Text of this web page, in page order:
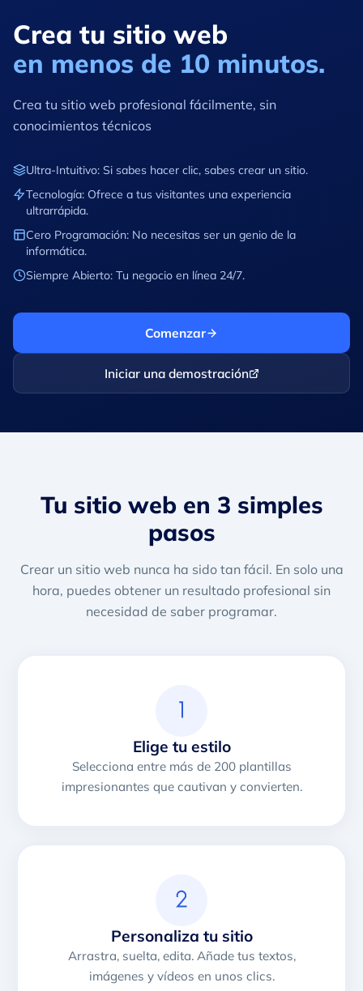
Crea tu sitio web
en menos de 10 minutos.
Crea tu sitio web profesional fácilmente, sin
conocimientos técnicos
Ultra-Intuitivo: Si sabes hacer clic, sabes crear un sitio.
Tecnología: Ofrece a tus visitantes una experiencia
ultrarrápida.
Cero Programación: No necesitas ser un genio de la
informática.
Siempre Abierto: Tu negocio en línea 24/7.
Comenzar
Iniciar una demostración
Tu sitio web en 3 simples
pasos
Crear un sitio web nunca ha sido tan fácil. En solo una
hora, puedes obtener un resultado profesional sin
necesidad de saber programar.
Elige tu estilo
Selecciona entre más de 200 plantillas
impresionantes que cautivan y convierten.
Personaliza tu sitio
Arrastra, suelta, edita. Añade tus textos,
imágenes y vídeos en unos clics.